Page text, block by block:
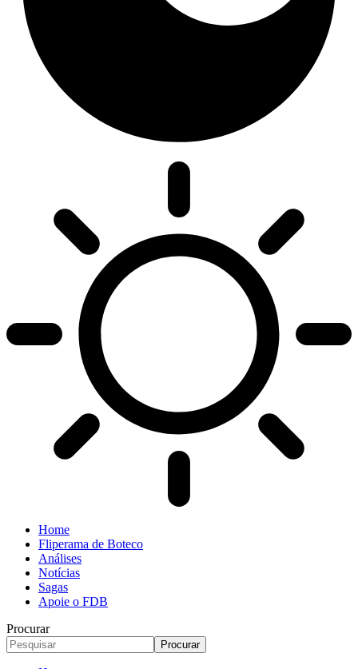
Home
Fliperama de Boteco
Análises
Notícias
Sagas
Apoie o FDB
Procurar